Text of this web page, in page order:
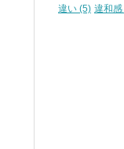
違い (5) 違和感